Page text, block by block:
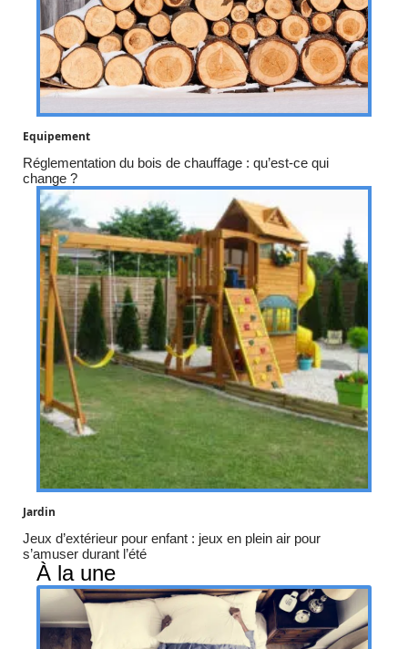
Equipement
Réglementation du bois de chauffage : qu’est-ce qui
change ?
Jardin
Jeux d’extérieur pour enfant : jeux en plein air pour
s’amuser durant l’été
À la une